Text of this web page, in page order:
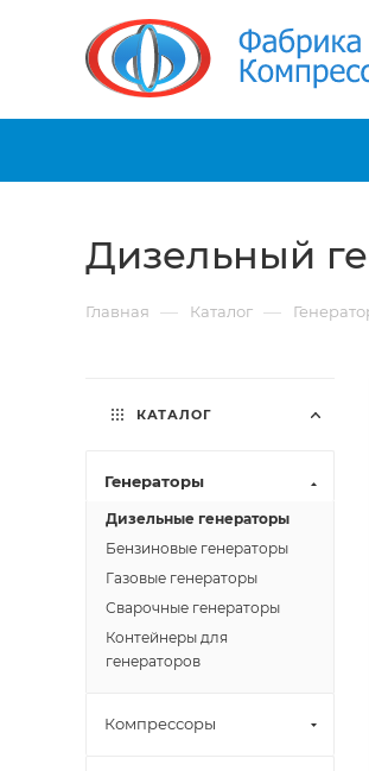
Дизельный
Главная — Каталог —
КАТАЛОГ
Генераторы
Дизельные генераторы
Бензиновые генераторы
Газовые генераторы
Сварочные генераторы
Контейнеры для
генераторов
Компрессоры